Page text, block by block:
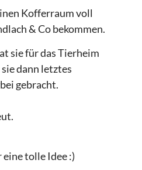
Kofferraum voll
& Co bekommen.
sie für das Tierheim
dann letztes
gebracht.
tolle Idee :)